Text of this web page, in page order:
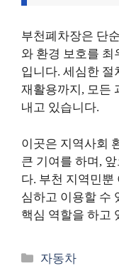
부천폐차장은 단
와 환경 보호를 최
입니다. 세심한
재활용까지, 모든
내고 있습니다.
이곳은 지역사회
큰 기여를 하며,
다. 부천 지역민뿐
심하고 이용할 수
핵심 역할을 하고
카
자동차